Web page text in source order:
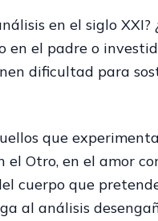
en el siglo XXI?
el padre o
dificultad para
que
Otro, en el amor
cuerpo que
al análisis